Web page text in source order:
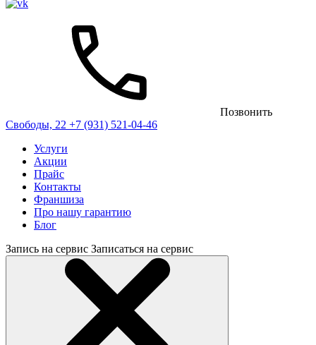
Позвонить
Свободы, 22 +7 (931) 521-04-46
Услуги
Акции
Прайс
Контакты
Франшиза
Про нашу гарантию
Блог
Запись на сервис Записаться на сервис